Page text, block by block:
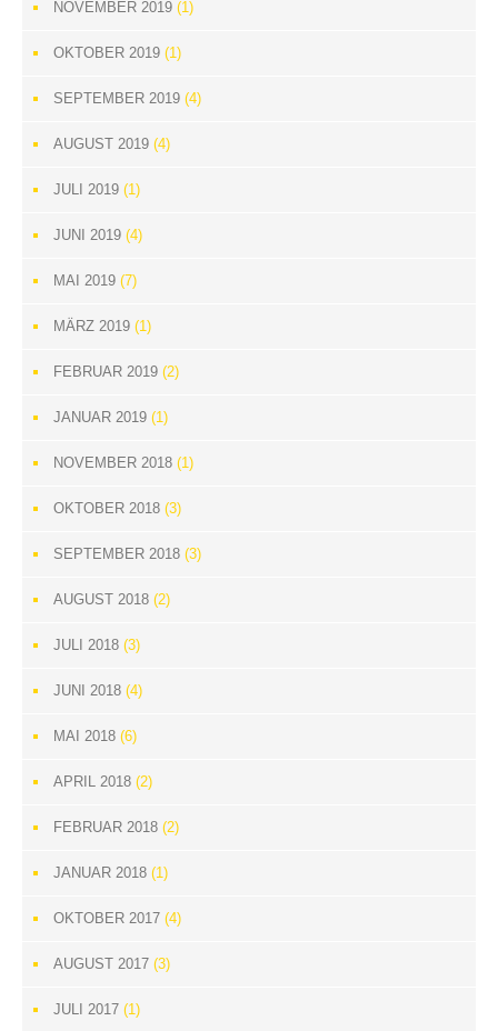
NOVEMBER 2019 (1)
OKTOBER 2019 (1)
SEPTEMBER 2019 (4)
AUGUST 2019 (4)
JULI 2019 (1)
JUNI 2019 (4)
MAI 2019 (7)
MÄRZ 2019 (1)
FEBRUAR 2019 (2)
JANUAR 2019 (1)
NOVEMBER 2018 (1)
OKTOBER 2018 (3)
SEPTEMBER 2018 (3)
AUGUST 2018 (2)
JULI 2018 (3)
JUNI 2018 (4)
MAI 2018 (6)
APRIL 2018 (2)
FEBRUAR 2018 (2)
JANUAR 2018 (1)
OKTOBER 2017 (4)
AUGUST 2017 (3)
JULI 2017 (1)